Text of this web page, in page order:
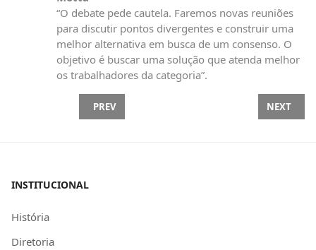
“O debate pede cautela. Faremos novas reuniões
para discutir pontos divergentes e construir uma
melhor alternativa em busca de um consenso. O
objetivo é buscar uma solução que atenda melhor
os trabalhadores da categoria”.
PREVIOUS ARTICLE: CURSOS
PREV NEXT
NEXT
INSTITUCIONAL
História
Diretoria